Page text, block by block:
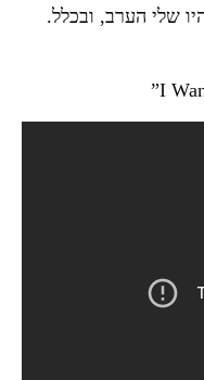
שלי הערב, ובכלל.